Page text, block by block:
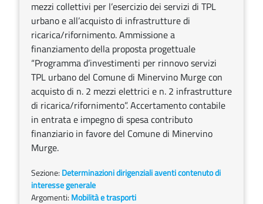
mezzi collettivi per l’esercizio dei servizi di TPL
urbano e all’acquisto di infrastrutture di
ricarica/rifornimento. Ammissione a
finanziamento della proposta progettuale
“Programma d’investimenti per rinnovo servizi
TPL urbano del Comune di Minervino Murge con
acquisto di n. 2 mezzi elettrici e n. 2 infrastrutture
di ricarica/rifornimento”. Accertamento contabile
in entrata e impegno di spesa contributo
finanziario in favore del Comune di Minervino
Murge.
Sezione: Determinazioni dirigenziali aventi contenuto di
interesse generale
Argomenti: Mobilità e trasporti